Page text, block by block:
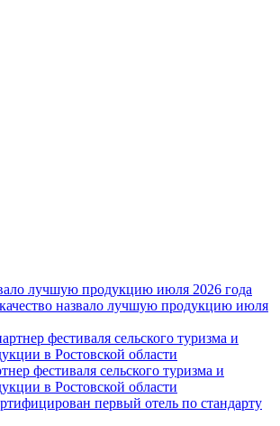
назвало лучшую продукцию июля
фестиваля сельского туризма и
в Ростовской области